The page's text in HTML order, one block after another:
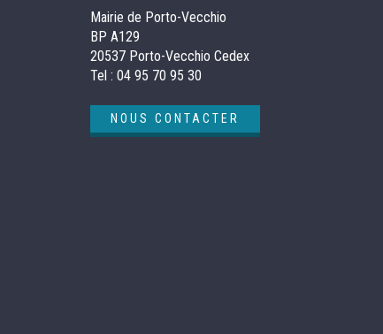
Mairie de Porto-Vecchio
BP A129
20537 Porto-Vecchio Cedex
Tel : 04 95 70 95 30
NOUS CONTACTER